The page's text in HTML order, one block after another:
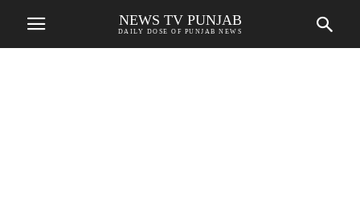
NEWS TV PUNJAB
DAILY DOSE OF PUNJAB NEWS